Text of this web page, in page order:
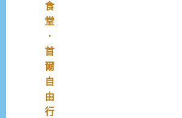
食
堂
．
首
爾
自
由
行